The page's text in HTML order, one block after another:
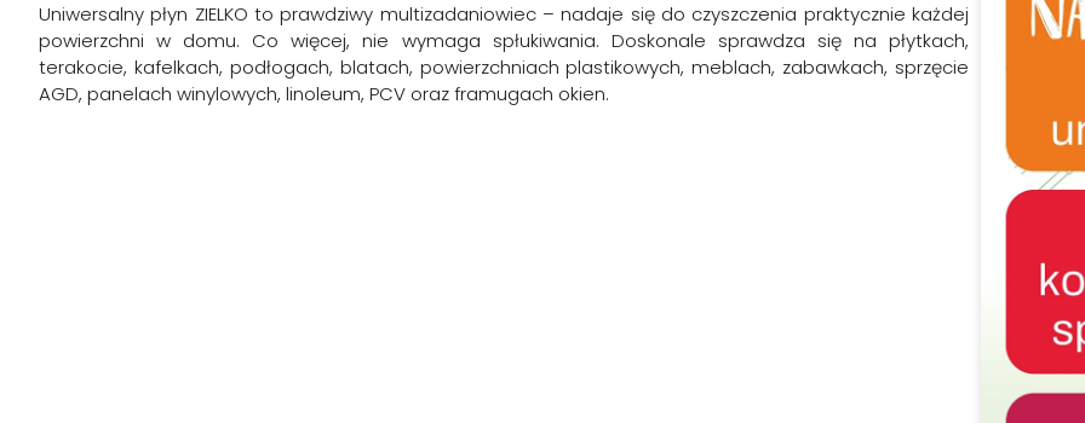
Uniwersalny płyn ZIELKO to prawdziwy multizadaniowiec – nadaje się do czyszczenia praktycznie każdej
powierzchni w domu. Co więcej, nie wymaga spłukiwania. Doskonale sprawdza się na płytkach,
terakocie, kafelkach, podłogach, blatach, powierzchniach plastikowych, meblach, zabawkach, sprzęcie
AGD, panelach winylowych, linoleum, PCV oraz framugach okien.